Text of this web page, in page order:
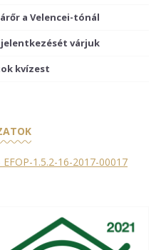
a Velencei-tónál
várjuk
kvízest
1.5.2-16-2017-00017